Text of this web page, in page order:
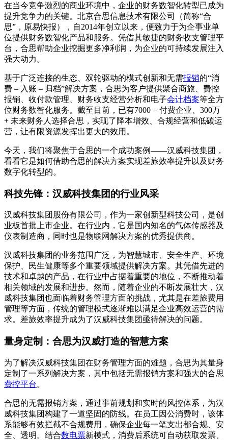
在当今竞争激烈的商业环境中，企业的财务数智化转型已成为
提升竞争力的关键。北京合思信息技术有限公司（简称“合
思”，原易快报），自2014年创立以来，便致力于为企事业单
位提供财务数智化产品和服务。凭借其敏捷的财务收支管理平
台，合思帮助企业挖掘更多净利润，为企业的可持续发展注入
强大动力。
基于广泛连接的生态、双轮驱动的模式创新和无需报销的“消
费 – 入账 – 归档”解决方案，合思为客户提供聚合商旅、费控
报销、收付款管理、财务收支经营分析和电子会计档案等全方
位财务数智化服务。截至目前，已有7000 + 付费企业、300万
+ 未来财务人选择合思，实现了降本增效、合规经营和低碳运
营，让有限资源发挥出更大的效用。
今天，我们将聚焦于合思的一个成功案例——汉威科技集团，
看看它是如何借助合思的解决方案实现差旅效率提升以及财务
数字化转型的。
科技先锋：汉威科技集团的行业风采
汉威科技集团股份有限公司，作为一家创新型科技公司，是创
业板首批上市企业。在行业内，它是国内知名的气体传感器及
仪表制造商，同时也是物联网解决方案的优秀提供商。
汉威科技集团的业务范围广泛，为智慧城市、安全生产、环境
保护、民生健康等多个重要领域提供解决方案。其凭借先进的
技术和卓越的产品，在行业中占据着重要的地位，不断推动着
相关领域的发展和进步。然而，随着企业的不断发展壮大，汉
威科技集团也面临着财务管理方面的挑战，尤其是在差旅费用
管理等方面，传统的管理模式逐渐难以满足企业高效运营的需
求。差旅效率提升成为了汉威科技集团亟待解决的问题。
量身定制：合思为汉威打造的智慧方案
为了解决汉威科技集团在财务管理方面的难题，合思为其量身
定制了一系列解决方案，其中包括无需报销方案和强大的合思
费控平台 。
合思的无需报销方案，通过事前规划和实时的风控体系，为汉
威科技集团构建了一道坚固的防线。在员工因公消费时，该体
系能够有效拦截不合规费用，确保企业每一笔支出都合规、安
全、透明。结合数电票新模式，消费后系统可自动获取发票、